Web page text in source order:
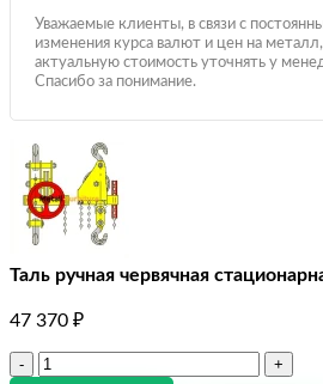
Уважаемые клиенты, в связи с
изменения курса валют и цен на
актуальную стоимость уточнять у
Спасибо за понимание.
Таль ручная червячная
47 370 ₽
Количество